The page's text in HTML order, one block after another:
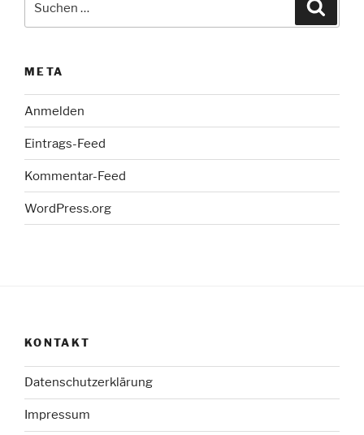
META
Anmelden
Eintrags-Feed
Kommentar-Feed
WordPress.org
KONTAKT
Datenschutzerklärung
Impressum